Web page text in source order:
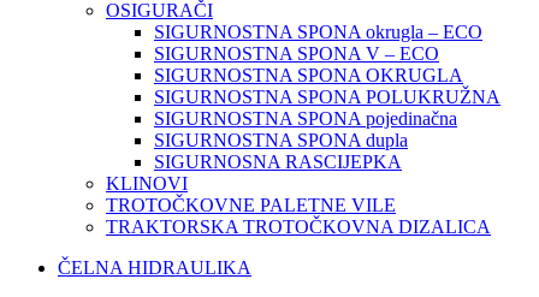
OSIGURAČI
SIGURNOSTNA SPONA okrugla – ECO
SIGURNOSTNA SPONA V – ECO
SIGURNOSTNA SPONA OKRUGLA
SIGURNOSTNA SPONA POLUKRUŽNA
SIGURNOSTNA SPONA pojedinačna
SIGURNOSTNA SPONA dupla
SIGURNOSNA RASCIJEPKA
KLINOVI
TROTOČKOVNE PALETNE VILE
TRAKTORSKA TROTOČKOVNA DIZALICA
ČELNA HIDRAULIKA